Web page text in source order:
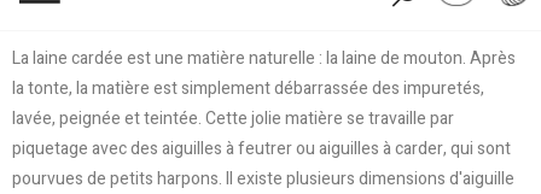
La laine cardée est une matière naturelle : la laine de mouton. Après
la tonte, la matière est simplement débarrassée des impuretés,
lavée, peignée et teintée. Cette jolie matière se travaille par
piquetage avec des aiguilles à feutrer ou aiguilles à carder, qui sont
pourvues de petits harpons. Il existe plusieurs dimensions d'aiguille